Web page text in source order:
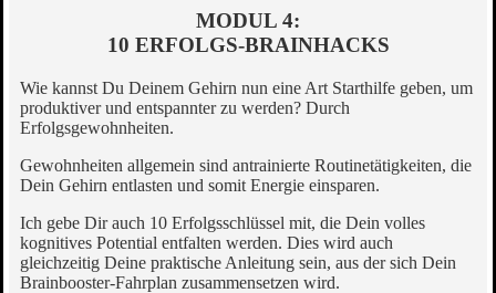
MODUL 4:
10 ERFOLGS-BRAINHACKS
Wie kannst Du Deinem Gehirn nun eine Art Starthilfe geben, um
produktiver und entspannter zu werden? Durch
Erfolgsgewohnheiten.
Gewohnheiten allgemein sind antrainierte Routinetätigkeiten, die
Dein Gehirn entlasten und somit Energie einsparen.
Ich gebe Dir auch 10 Erfolgsschlüssel mit, die Dein volles
kognitives Potential entfalten werden. Dies wird auch
gleichzeitig Deine praktische Anleitung sein, aus der sich Dein
Brainbooster-Fahrplan zusammensetzen wird.